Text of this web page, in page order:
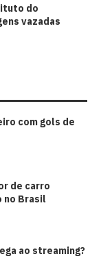
do
vazadas
com gols de
de carro
no Brasil
ao streaming?